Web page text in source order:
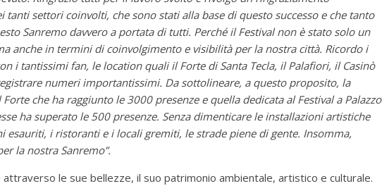
settori coinvolti, che sono stati alla base di questo successo e che tanto
Sanremo davvero a portata di tutti. Perché il Festival non è stato solo un
anche in termini di coinvolgimento e visibilità per la nostra città. Ricordo i
i tantissimi fan, le location quali il Forte di Santa Tecla, il Palafiori, il Casinò
numeri importantissimi. Da sottolineare, a questo proposito, la
che ha raggiunto le 3000 presenze e quella dedicata al Festival a Palazzo
ha superato le 500 presenze. Senza dimenticare le installazioni artistiche
esauriti, i ristoranti e i locali gremiti, le strade piene di gente. Insomma,
la nostra Sanremo”.
le sue bellezze, il suo patrimonio ambientale, artistico e culturale.